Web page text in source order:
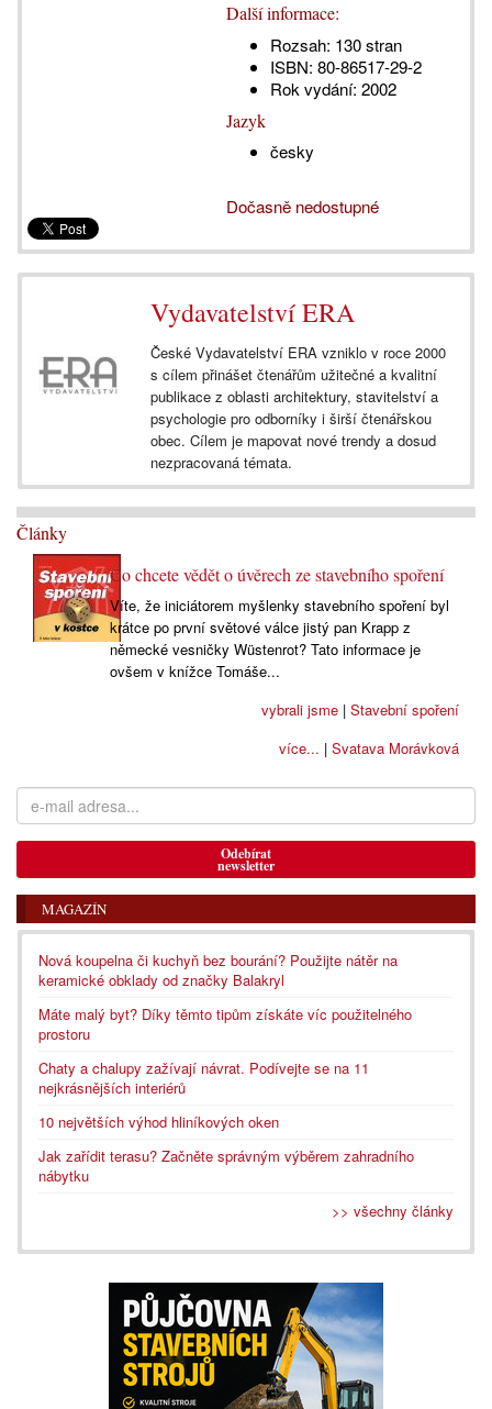
Další informace:
Rozsah: 130 stran
ISBN: 80-86517-29-2
Rok vydání: 2002
Jazyk
česky
Dočasně nedostupné
Vydavatelství ERA
České Vydavatelství ERA vzniklo v roce 2000
s cílem přinášet čtenářům užitečné a kvalitní
publikace z oblasti architektury, stavitelství a
psychologie pro odborníky i širší čtenářskou
obec. Cílem je mapovat nové trendy a dosud
nezpracovaná témata.
Články
Co chcete vědět o úvěrech ze stavebního spoření
Víte, že iniciátorem myšlenky stavebního spoření byl
krátce po první světové válce jistý pan Krapp z
německé vesničky Wüstenrot? Tato informace je
ovšem v knížce Tomáše...
vybrali jsme| Stavební spoření
více... | Svatava Morávková
Odebírat
newsletter
MAGAZÍN
Nová koupelna či kuchyň bez bourání? Použijte nátěr na
keramické obklady od značky Balakryl
Máte malý byt? Díky těmto tipům získáte víc použitelného
prostoru
Chaty a chalupy zažívají návrat. Podívejte se na 11
nejkrásnějších interiérů
10 největších výhod hliníkových oken
Jak zařídit terasu? Začněte správným výběrem zahradního
nábytku
>> všechny články